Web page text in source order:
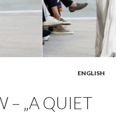
ENGLISH
– „A QUIET